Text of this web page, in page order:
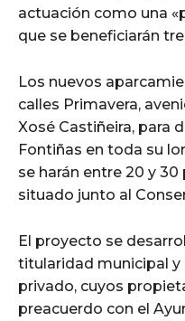
actuación como una
que se beneficiarán
Los nuevos
calles Primavera,
Xosé Castiñeira, para
Fontiñas en toda su
se harán entre 20 y
situado junto al
El proyecto se
titularidad municipal y
privado, cuyos
preacuerdo con el